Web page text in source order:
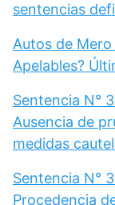
sentencias
Autos de Mero
Apelables?
Sentencia N°
Ausencia de
medidas
Sentencia N°
Procedencia